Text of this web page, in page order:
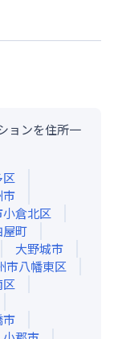
ョンを住所一
市
倉北区
屋町
大野城市
市八幡東区
市